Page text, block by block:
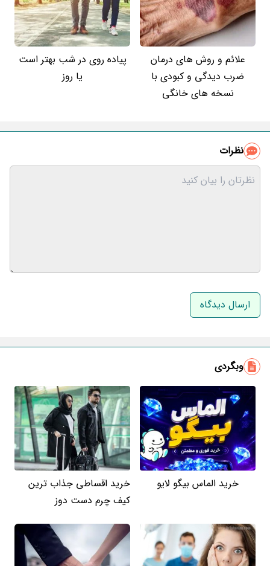
علائم و روش های درمان
ضرب دیدگی و کبودی با
نسخه های خانگی
پیاده روی در شب بهتر است
یا روز
نظرات
نام و نام خانوادگی
وبگردی
خرید الماس بیگو لایو
خرید اقساطی جذاب ترین
کیف چرم دست دوز